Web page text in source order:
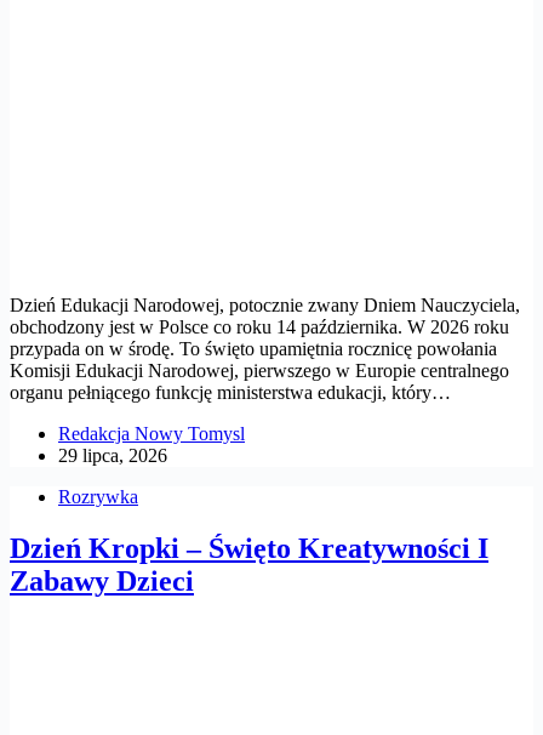
Dzień Edukacji Narodowej, potocznie zwany Dniem Nauczyciela,
obchodzony jest w Polsce co roku 14 października. W 2026 roku
przypada on w środę. To święto upamiętnia rocznicę powołania
Komisji Edukacji Narodowej, pierwszego w Europie centralnego
organu pełniącego funkcję ministerstwa edukacji, który…
Redakcja Nowy Tomysl
29 lipca, 2026
Rozrywka
Dzień Kropki – Święto Kreatywności I
Zabawy Dzieci